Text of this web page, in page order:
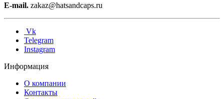
E-mail. zakaz@hatsandcaps.ru
Vk
Telegram
Instagram
Информация
О компании
Контакты